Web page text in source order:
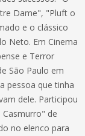
Dame", "Pluft o
e o clássico
Neto. Em Cinema
e Terror
São Paulo em
pessoa que tinha
dele. Participou
de
no elenco para